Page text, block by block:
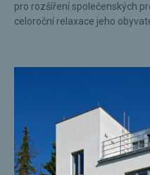
pro rozšíření společenských
celoroční relaxace jeho